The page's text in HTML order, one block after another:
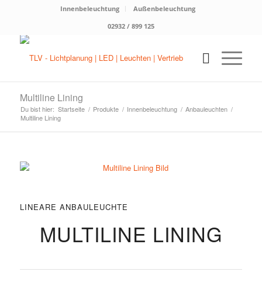
Innenbeleuchtung
Außenbeleuchtung
02932 / 899 125
Multiline Lining
Du bist hier: Startseite / Produkte / Innenbeleuchtung / Anbauleuchten /
Multiline Lining
LINEARE ANBAULEUCHTE
MULTILINE LINING